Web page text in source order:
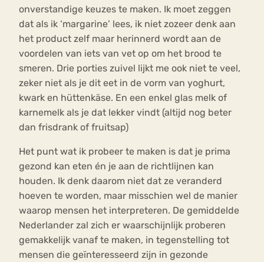
onverstandige keuzes te maken. Ik moet zeggen
dat als ik ‘margarine’ lees, ik niet zozeer denk aan
het product zelf maar herinnerd wordt aan de
voordelen van iets van vet op om het brood te
smeren. Drie porties zuivel lijkt me ook niet te veel,
zeker niet als je dit eet in de vorm van yoghurt,
kwark en hüttenkäse. En een enkel glas melk of
karnemelk als je dat lekker vindt (altijd nog beter
dan frisdrank of fruitsap)
Het punt wat ik probeer te maken is dat je prima
gezond kan eten én je aan de richtlijnen kan
houden. Ik denk daarom niet dat ze veranderd
hoeven te worden, maar misschien wel de manier
waarop mensen het interpreteren. De gemiddelde
Nederlander zal zich er waarschijnlijk proberen
gemakkelijk vanaf te maken, in tegenstelling tot
mensen die geïnteresseerd zijn in gezonde